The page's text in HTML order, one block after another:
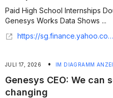
Paid High School Internships
Genesys Works Data Shows ...
https://sg.finance.yahoo.com/news/paid-high-school-internships-double-141500062.html
JULI 17, 2026 • IM DIAGRAMM
Genesys CEO: We can
changing